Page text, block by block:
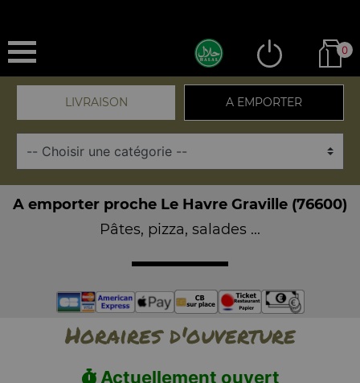
0
LIVRAISON A EMPORTER
A emporter proche Le Havre Graville (76600)
Pâtes, pizza, salades ...
Horaires d'ouverture
Actuellement ouvert